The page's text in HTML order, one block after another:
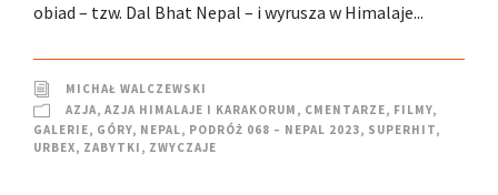
obiad – tzw. Dal Bhat Nepal – i wyrusza w Himalaje...
MICHAŁ WALCZEWSKI
AZJA, AZJA HIMALAJE I KARAKORUM , CMENTARZE, FILMY,
GALERIE, GÓRY, NEPAL, PODRÓŻ 068 – NEPAL 2023, SUPERHIT,
URBEX, ZABYTKI , ZWYCZAJE